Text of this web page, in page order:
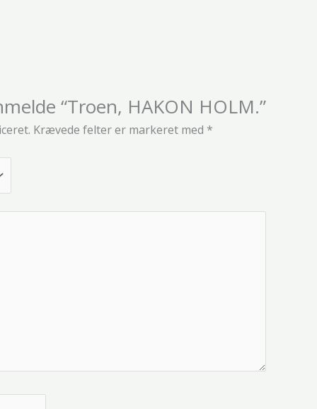
“Troen, HAKON HOLM.”
Krævede felter er markeret med *